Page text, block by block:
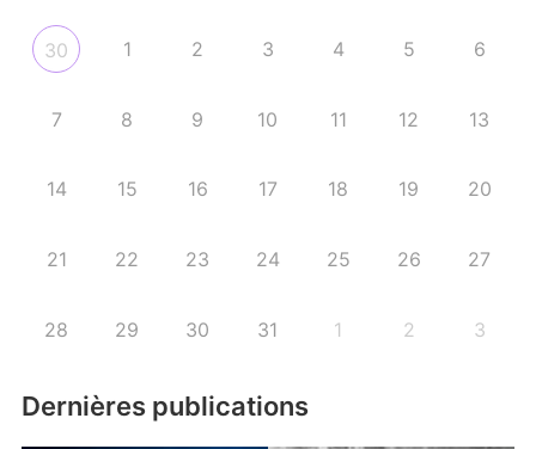
30 1 2 3 4 5 6
7 8 9 10 11 12 13
14 15 16 17 18 19 20
21 22 23 24 25 26 27
28 29 30 31 1 2 3
Dernières publications